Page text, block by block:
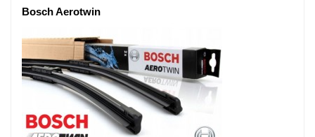
Bosch Aerotwin